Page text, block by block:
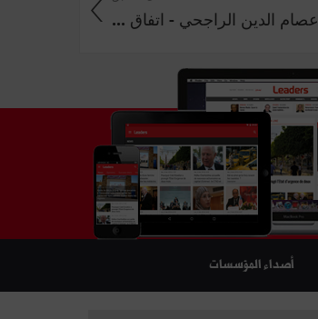
عصام الدين الراجحي - اتفاق ...
أصداء المؤسسات